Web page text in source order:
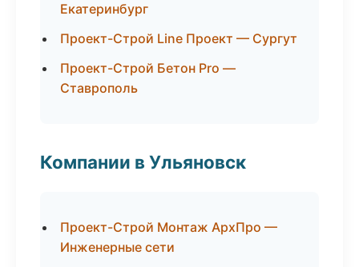
Екатеринбург
Проект-Строй Line Проект — Сургут
Проект-Строй Бетон Pro —
Ставрополь
Компании в Ульяновск
Проект-Строй Монтаж АрхПро —
Инженерные сети